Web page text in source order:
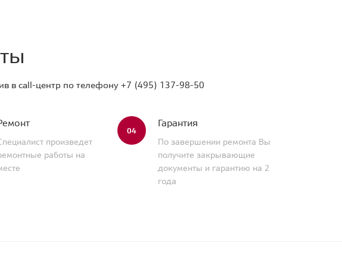
в call-центр по телефону +7 (495) 137-98-50
произведет
работы на
04
Гарантия
По завершении ремонта Вы
получите закрывающие
документы и гарантию на 2
года